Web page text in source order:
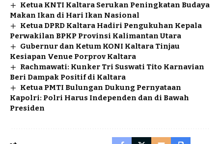
Ketua KNTI Kaltara Serukan Peningkatan Budaya
Makan Ikan di Hari Ikan Nasional
Ketua DPRD Kaltara Hadiri Pengukuhan Kepala
Perwakilan BPKP Provinsi Kalimantan Utara
Gubernur dan Ketum KONI Kaltara Tinjau
Kesiapan Venue Porprov Kaltara
Rachmawati: Kunker Tri Suswati Tito Karnavian
Beri Dampak Positif di Kaltara
Ketua PMTI Bulungan Dukung Pernyataan
Kapolri: Polri Harus Independen dan di Bawah
Presiden